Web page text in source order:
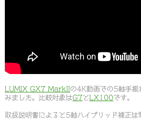
LUMIX GX7 MarkIIの4K動画での5軸手振
みました。比較対象はG7 と LX100です。
取扱説明書によると5軸ハイブリッド補正は